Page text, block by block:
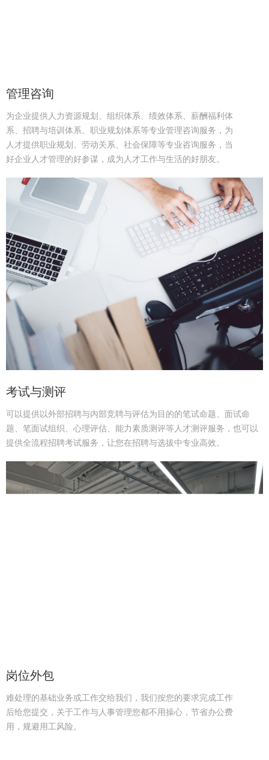
管理咨询
为企业提供人力资源规划、组织体系、绩效体系、薪酬福利体
系、招聘与培训体系、职业规划体系等专业管理咨询服务，为
人才提供职业规划、劳动关系、社会保障等专业咨询服务，当
好企业人才管理的好参谋，成为人才工作与生活的好朋友。
考试与测评
可以提供以外部招聘与内部竞聘与评估为目的的笔试命题、面试命
题、笔面试组织、心理评估、能力素质测评等人才测评服务，也可以
提供全流程招聘考试服务，让您在招聘与选拔中专业高效。
岗位外包
难处理的基础业务或工作交给我们，我们按您的要求完成工作
后给您提交，关于工作与人事管理您都不用操心，节省办公费
用，规避用工风险。